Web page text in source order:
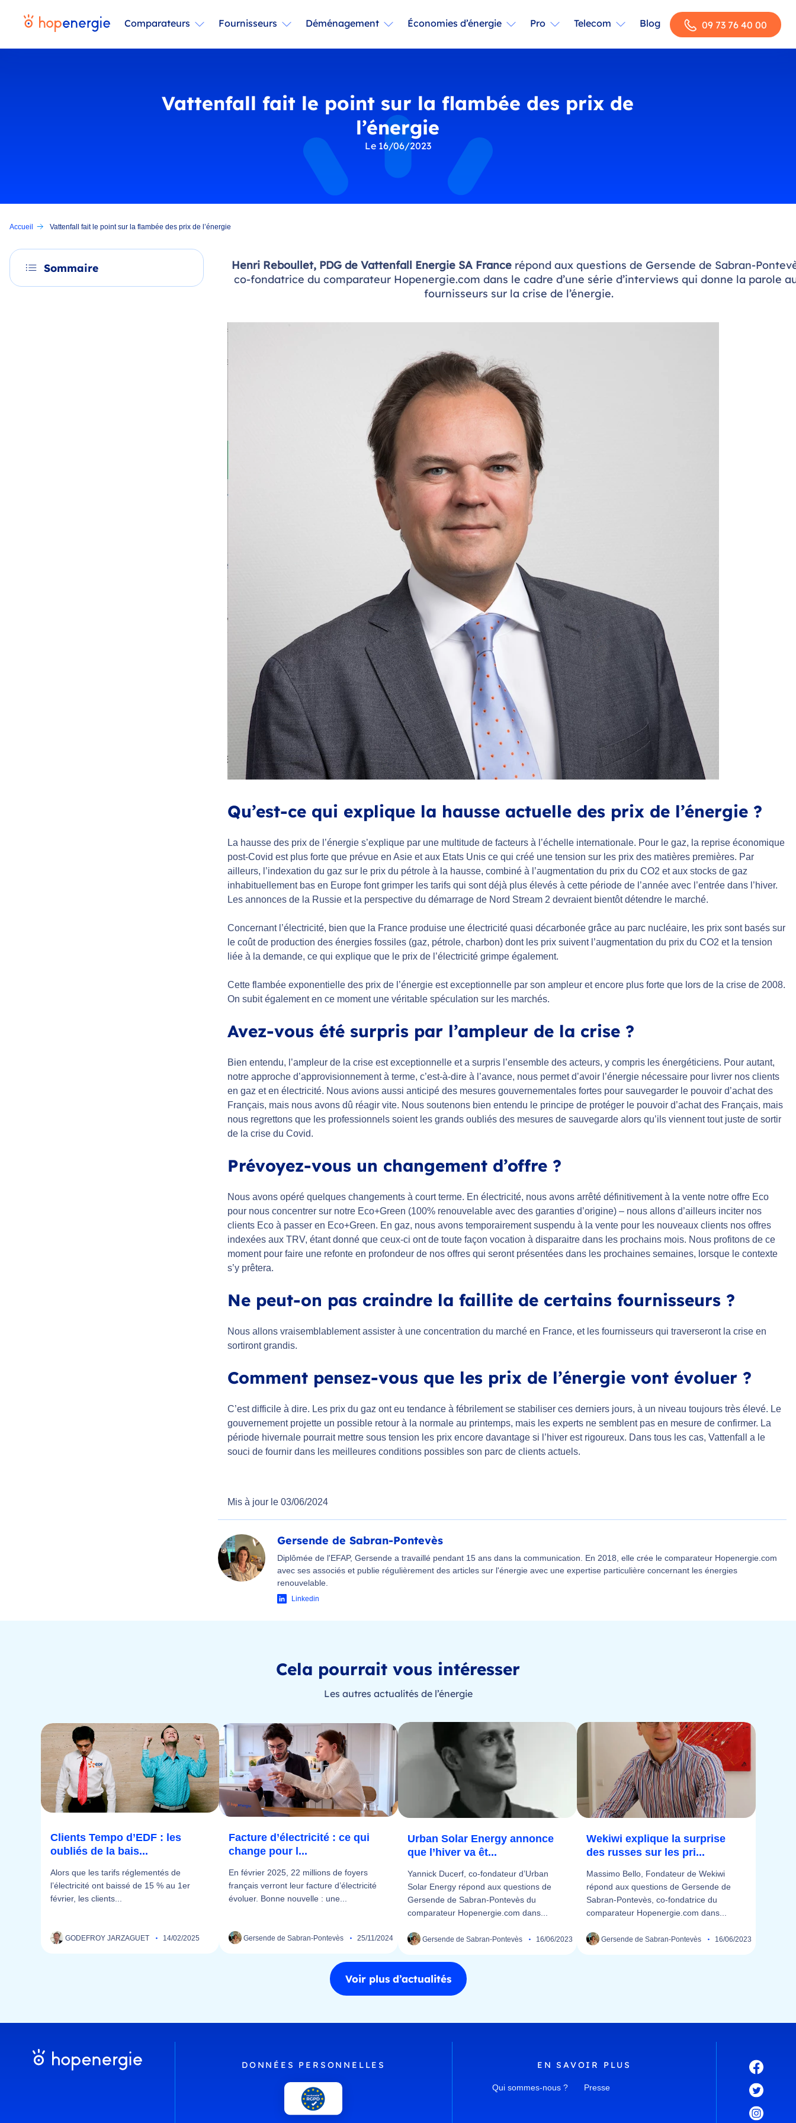
Comparateurs Fournisseurs Déménagement Économies d’énergie Pro Telecom Blog 09 73 76 40 00
Vattenfall fait le point sur la flambée des prix de
l’énergie
Le 16/06/2023
Accueil Vattenfall fait le point sur la flambée des prix de l’énergie
Sommaire Henri Reboullet, PDG de Vattenfall Energie SA Francerépond aux questions de Gersende de Sabran-
co-fondatrice du comparateur Hopenergie.com dans le cadre d’une série d’interviews qui donne la parole
fournisseurs sur la crise de l’énergie.
Qu’est-ce qui explique la hausse actuelle des prix de l’énergie ?
La hausse des prix de l’énergie s’explique par une multitude de facteurs à l’échelle internationale. Pour le gaz, la reprise économique
post-Covid est plus forte que prévue en Asie et aux Etats Unis ce qui créé une tension sur les prix des matières premières. Par
ailleurs, l’indexation du gaz sur le prix du pétrole à la hausse, combiné à l’augmentation du prix du CO2 et aux stocks de gaz
inhabituellement bas en Europe font grimper les tarifs qui sont déjà plus élevés à cette période de l’année avec l’entrée dans l’hiver.
Les annonces de la Russie et la perspective du démarrage de Nord Stream 2 devraient bientôt détendre le marché.
Concernant l’électricité, bien que la France produise une électricité quasi décarbonée grâce au parc nucléaire, les prix sont basés sur
le coût de production des énergies fossiles (gaz, pétrole, charbon) dont les prix suivent l’augmentation du prix du CO2 et la tension
liée à la demande, ce qui explique que le prix de l’électricité grimpe également.
Cette flambée exponentielle des prix de l’énergie est exceptionnelle par son ampleur et encore plus forte que lors de la crise de 2008.
On subit également en ce moment une véritable spéculation sur les marchés.
Avez-vous été surpris par l’ampleur de la crise ?
Bien entendu, l’ampleur de la crise est exceptionnelle et a surpris l’ensemble des acteurs, y compris les énergéticiens. Pour autant,
notre approche d’approvisionnement à terme, c’est-à-dire à l’avance, nous permet d’avoir l’énergie nécessaire pour livrer nos clients
en gaz et en électricité. Nous avions aussi anticipé des mesures gouvernementales fortes pour sauvegarder le pouvoir d’achat des
Français, mais nous avons dû réagir vite. Nous soutenons bien entendu le principe de protéger le pouvoir d’achat des Français, mais
nous regrettons que les professionnels soient les grands oubliés des mesures de sauvegarde alors qu’ils viennent tout juste de sortir
de la crise du Covid.
Prévoyez-vous un changement d’offre ?
Nous avons opéré quelques changements à court terme. En électricité, nous avons arrêté définitivement à la vente notre offre Eco
pour nous concentrer sur notre Eco+Green (100% renouvelable avec des garanties d’origine) – nous allons d’ailleurs inciter nos
clients Eco à passer en Eco+Green. En gaz, nous avons temporairement suspendu à la vente pour les nouveaux clients nos offres
indexées aux TRV, étant donné que ceux-ci ont de toute façon vocation à disparaitre dans les prochains mois. Nous profitons de ce
moment pour faire une refonte en profondeur de nos offres qui seront présentées dans les prochaines semaines, lorsque le contexte
s’y prêtera.
Ne peut-on pas craindre la faillite de certains fournisseurs ?
Nous allons vraisemblablement assister à une concentration du marché en France, et les fournisseurs qui traverseront la crise en
sortiront grandis.
Comment pensez-vous que les prix de l’énergie vont évoluer ?
C’est difficile à dire. Les prix du gaz ont eu tendance à fébrilement se stabiliser ces derniers jours, à un niveau toujours très élevé. Le
gouvernement projette un possible retour à la normale au printemps, mais les experts ne semblent pas en mesure de confirmer. La
période hivernale pourrait mettre sous tension les prix encore davantage si l’hiver est rigoureux. Dans tous les cas, Vattenfall a le
souci de fournir dans les meilleures conditions possibles son parc de clients actuels.
Mis à jour le 03/06/2024
Gersende de Sabran-Pontevès
Diplômée de l'EFAP, Gersende a travaillé pendant 15 ans dans la communication. En 2018, elle crée le comparateur Hopenergie.com
avec ses associés et publie régulièrement des articles sur l'énergie avec une expertise particulière concernant les énergies
renouvelable.
Linkedin
Cela pourrait vous intéresser
Les autres actualités de l’énergie
Clients Tempo d’EDF : les
oubliés de la bais...
Alors que les tarifs réglementés de
l’électricité ont baissé de 15 % au 1er
février, les clients...
GODEFROY JARZAGUET 14/02/2025
Facture d’électricité : ce qui
change pour l...
En février 2025, 22 millions de foyers
français verront leur facture d’électricité
évoluer. Bonne nouvelle : une...
Gersende de Sabran-Pontevès 25/11/2024
Urban Solar Energy annonce
que l’hiver va êt...
Yannick Ducerf, co-fondateur d’Urban
Solar Energy répond aux questions de
Gersende de Sabran-Pontevès du
comparateur Hopenergie.com dans...
Gersende de Sabran-Pontevès 16/06/2023
Wekiwi explique la surprise
des russes sur les pri...
Massimo Bello, Fondateur de Wekiwi
répond aux questions de Gersende de
Sabran-Pontevès, co-fondatrice du
comparateur Hopenergie.com dans...
Gersende de Sabran-Pontevès 16/06/2023
Voir plus d’actualités
DONNÉES PERSONNELLES EN SAVOIR PLUS
Qui sommes-nous ? Presse